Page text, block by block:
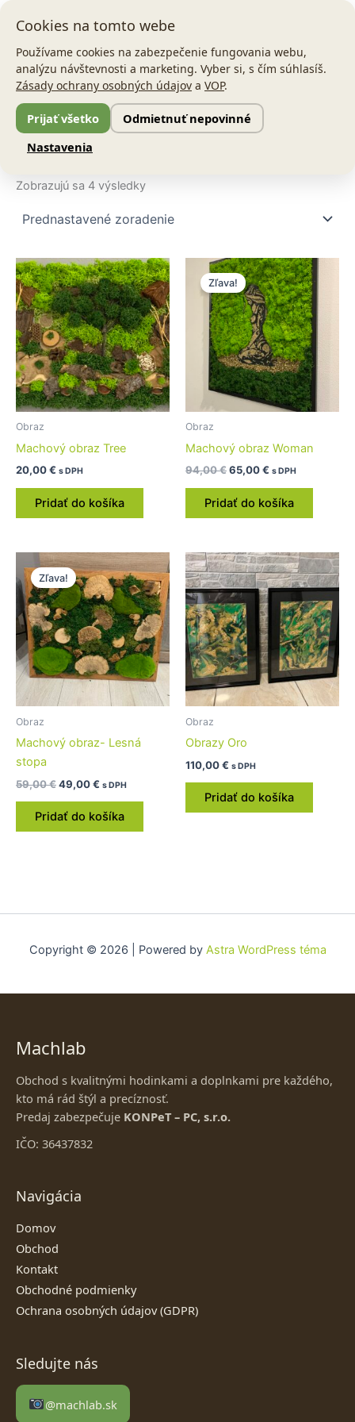
Preskočiť
obsah
Domov/ Obraz
Obraz
Zobrazujú sa 4 výsledky
Obraz
Machový obraz Tree
20,00€ s DPH
Pridať do košíka
Zľava!
Obraz
Machový obraz Woman
94,00€
Pôvodná
cena
bola:
94,00 €.
65,00€
Aktuálna
cena
je:
65,00 €.
s DPH
Pridať do košíka
Zľava!
Obraz
Machový obraz- Lesná
stopa
59,00€
Pôvodná
cena
bola:
59,00 €.
49,00€
Aktuálna
cena
je:
49,00 €.
s DPH
Pridať do košíka
Obraz
Obrazy Oro
110,00€ s DPH
Pridať do košíka
Copyright © 2026 | Powered by Astra WordPress téma
Machlab
Obchod s kvalitnými hodinkami a doplnkami pre každého,
kto má rád štýl a precíznosť.
Predaj zabezpečuje KONPeT – PC, s.r.o.
IČO: 36437832
Navigácia
Domov
Obchod
Kontakt
Obchodné podmienky
Ochrana osobných údajov (GDPR)
Sledujte nás
@machlab.sk
Cookies na tomto webe
Používame cookies na zabezpečenie fungovania webu,
analýzu návštevnosti a marketing. Vyber si, s čím súhlasíš.
Zásady ochrany osobných údajov a VOP.
Prijať všetko
Odmietnuť nepovinné
Nastavenia